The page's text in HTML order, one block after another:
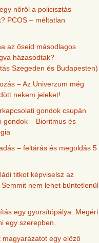
nőről a policisztás
PCOS – méltatlan
az őseid másodlagos
házasodtak?
Szegeden és Budapesten)
– Az Univerzum még
nekem jeleket!
gondok csupán
gondok – Bioritmus és
– feltárás és megoldás 5
titkot képviselsz az
nem lehet büntetlenül
egy gyorsítópálya. Megéri
egy szerepben.
magyarázatot egy előző